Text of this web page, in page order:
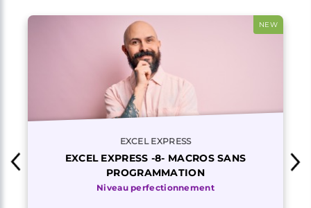
NEW
EXCEL EXPRESS
EXCEL EXPRESS -8- MACROS SANS
PROGRAMMATION
Niveau perfectionnement